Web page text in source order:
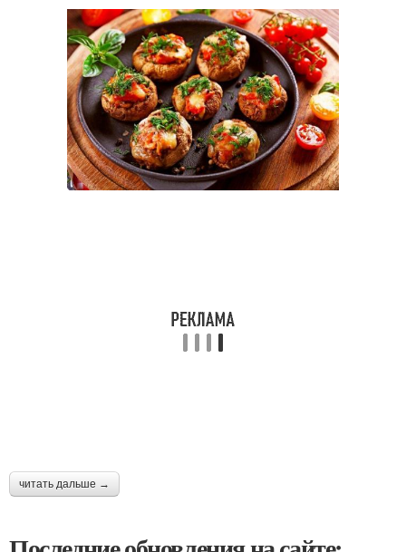
читать дальше →